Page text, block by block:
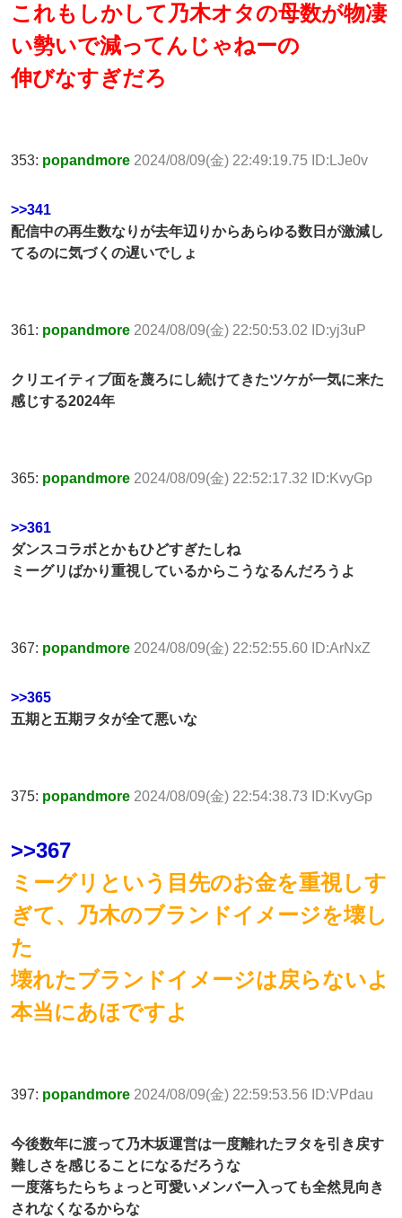
これもしかして乃木オタの母数が物凄
い勢いで減ってんじゃねーの
伸びなすぎだろ
353: popandmore 2024/08/09(金) 22:49:19.75 ID:LJe0v
>>341
配信中の再生数なりが去年辺りからあらゆる数日が激減し
てるのに気づくの遅いでしょ
361: popandmore 2024/08/09(金) 22:50:53.02 ID:yj3uP
クリエイティブ面を蔑ろにし続けてきたツケが一気に来た
感じする2024年
365: popandmore 2024/08/09(金) 22:52:17.32 ID:KvyGp
>>361
ダンスコラボとかもひどすぎたしね
ミーグリばかり重視しているからこうなるんだろうよ
367: popandmore 2024/08/09(金) 22:52:55.60 ID:ArNxZ
>>365
五期と五期ヲタが全て悪いな
375: popandmore 2024/08/09(金) 22:54:38.73 ID:KvyGp
>>367
ミーグリという目先のお金を重視しす
ぎて、乃木のブランドイメージを壊し
た
壊れたブランドイメージは戻らないよ
本当にあほですよ
397: popandmore 2024/08/09(金) 22:59:53.56 ID:VPdau
今後数年に渡って乃木坂運営は一度離れたヲタを引き戻す
難しさを感じることになるだろうな
一度落ちたらちょっと可愛いメンバー入っても全然見向き
されなくなるからな